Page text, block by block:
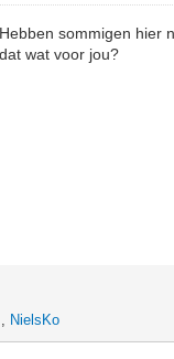
Hebben sommigen hier
dat wat voor jou?
, NielsKo